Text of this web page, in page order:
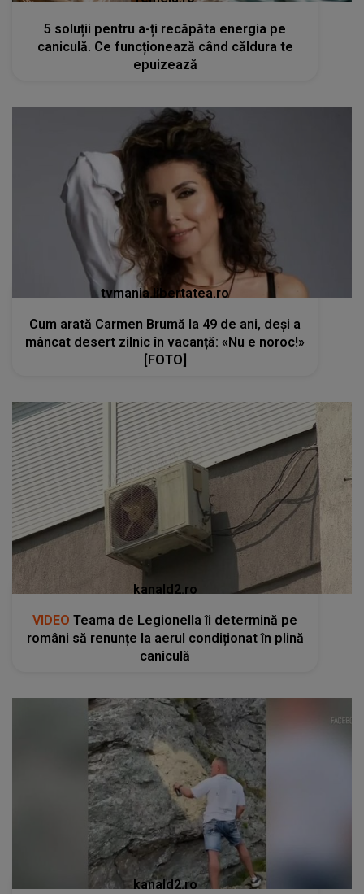
5 soluții pentru a-ți recăpăta energia pe
caniculă. Ce funcționează când căldura te
epuizează
tvmania.libertatea.ro
Cum arată Carmen Brumă la 49 de ani, deși a
mâncat desert zilnic în vacanță: «Nu e noroc!»
[FOTO]
kanald2.ro
VIDEO Teama de Legionella îi determină pe
români să renunțe la aerul condiționat în plină
caniculă
kanald2.ro